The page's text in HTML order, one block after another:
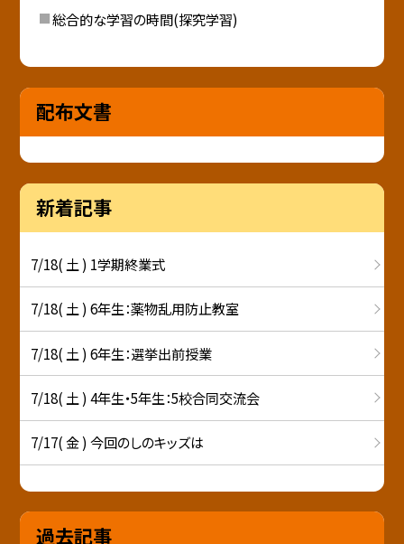
総合的な学習の時間(探究学習)
配布文書
新着記事
7/18( 土 ) 1学期終業式
7/18( 土 ) 6年生：薬物乱用防止教室
7/18( 土 ) 6年生：選挙出前授業
7/18( 土 ) 4年生・5年生：5校合同交流会
7/17( 金 ) 今回のしのキッズは
過去記事